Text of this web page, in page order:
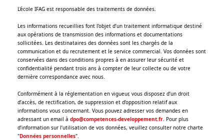
‌L'école IFAG est responsable des traitements de données.
Les informations recueillies font l’objet d’un traitement informatique destiné
aux opérations de transmission des informations et documentations
sollicitées. Les destinataires des données sont les chargés de la
communication et du recrutement et le service commercial. Vos données sont
conservées dans des conditions propres à en assurer leur sécurité et
confidentialité pendant trois ans à compter de leur collecte ou de votre
dernière correspondance avec nous.
Conformément à la réglementation en vigueur, vous disposez d’un droit
d’accès, de rectification, de suppression et d’opposition relatif aux
informations vous concernant. Vous pouvez adresser vos demandes en
adressant un email à dpo@competences-developpement.fr. Pour plus
d’information sur l’utilisation de vos données, veuillez consulter notre charte
"Données personnelles".